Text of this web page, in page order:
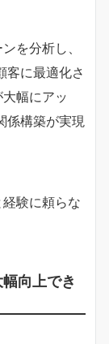
を分析し、
客に最適化さ
幅にアッ
係構築が実現
験に頼らな
向上でき